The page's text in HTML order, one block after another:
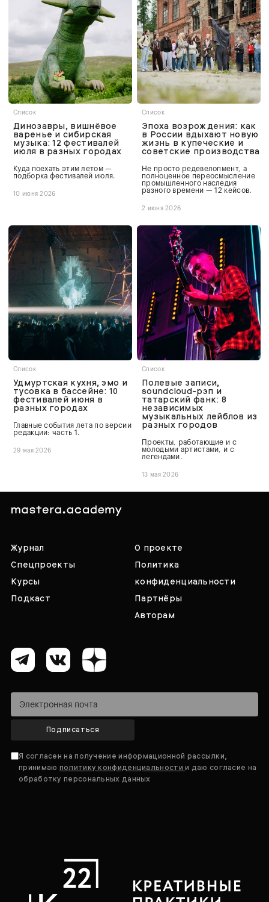
Список
Динозавры, вишнёвое
варенье и сибирская
музыка: 12 фестивалей
июля в разных городах
Куда поехать этим летом —
подборка фестивалей июля.
10 июня 2026
Список
Эпоха возрождения: как
в России вдыхают новую
жизнь в купеческие и
советские производства
Не просто редевелопмент, а
полноценное переосмысление
промышленного наследия
разного времени — 12 кейсов.
2 июня 2026
Список
Удмуртская кухня, эмо и
тусовка в бассейне: 10
фестивалей июня в
разных городах
Главные события лета по версии
редакции: часть 1.
29 мая 2026
Список
Полевые записи,
soundcloud-рэп и
татарский фанк: 8
независимых
музыкальных лейблов из
разных городов
Проекты, работающие и с
молодыми артистами, и с
легендами.
13 мая 2026
Журнал
Спецпроекты
Курсы
Подкаст
О проекте
Политика
конфиденциальности
Партнёры
Авторам
Подписаться
Я согласен на получение информационной рассылки,
принимаю политику конфиденциальностии даю согласие на
обработку персональных данных